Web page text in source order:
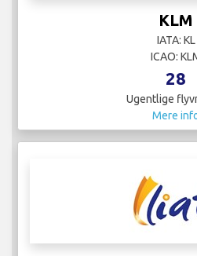
KLM
IATA: KL
ICAO:
28
Ugentlige
Mere